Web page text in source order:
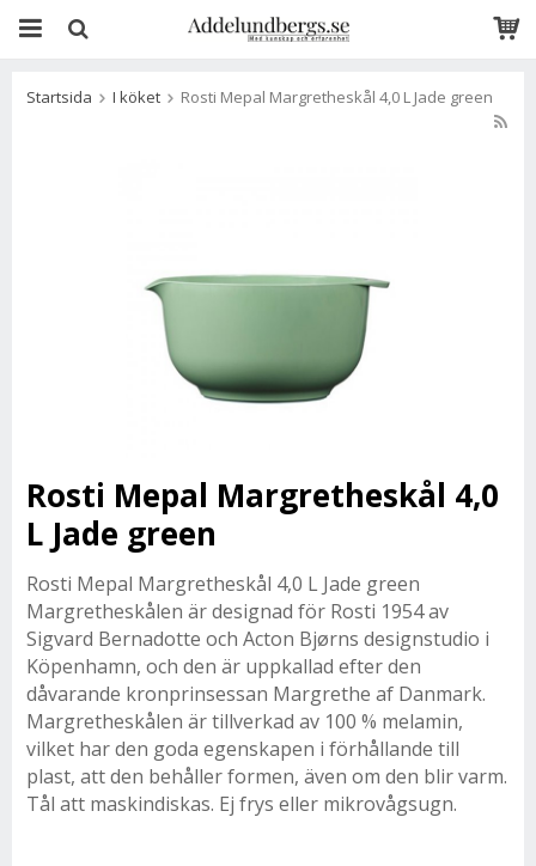
Startsida I köket Rosti Mepal Margretheskål 4,0 L Jade green
Rosti Mepal Margretheskål 4,0
L Jade green
Rosti Mepal Margretheskål 4,0 L Jade green
Margretheskålen är designad för Rosti 1954 av
Sigvard Bernadotte och Acton Bjørns designstudio i
Köpenhamn, och den är uppkallad efter den
dåvarande kronprinsessan Margrethe af Danmark.
Margretheskålen är tillverkad av 100 % melamin,
vilket har den goda egenskapen i förhållande till
plast, att den behåller formen, även om den blir varm.
Tål att maskindiskas. Ej frys eller mikrovågsugn.